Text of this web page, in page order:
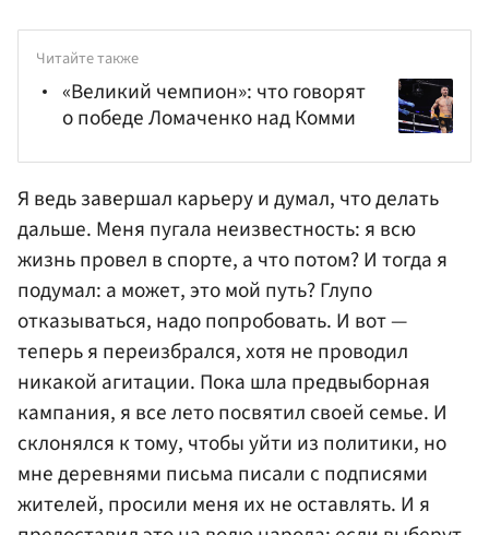
Читайте также
«Великий чемпион»: что говорят
о победе Ломаченко над Комми
Я ведь завершал карьеру и думал, что делать
дальше. Меня пугала неизвестность: я всю
жизнь провел в спорте, а что потом? И тогда я
подумал: а может, это мой путь? Глупо
отказываться, надо попробовать. И вот —
теперь я переизбрался, хотя не проводил
никакой агитации. Пока шла предвыборная
кампания, я все лето посвятил своей семье. И
склонялся к тому, чтобы уйти из политики, но
мне деревнями письма писали с подписями
жителей, просили меня их не оставлять. И я